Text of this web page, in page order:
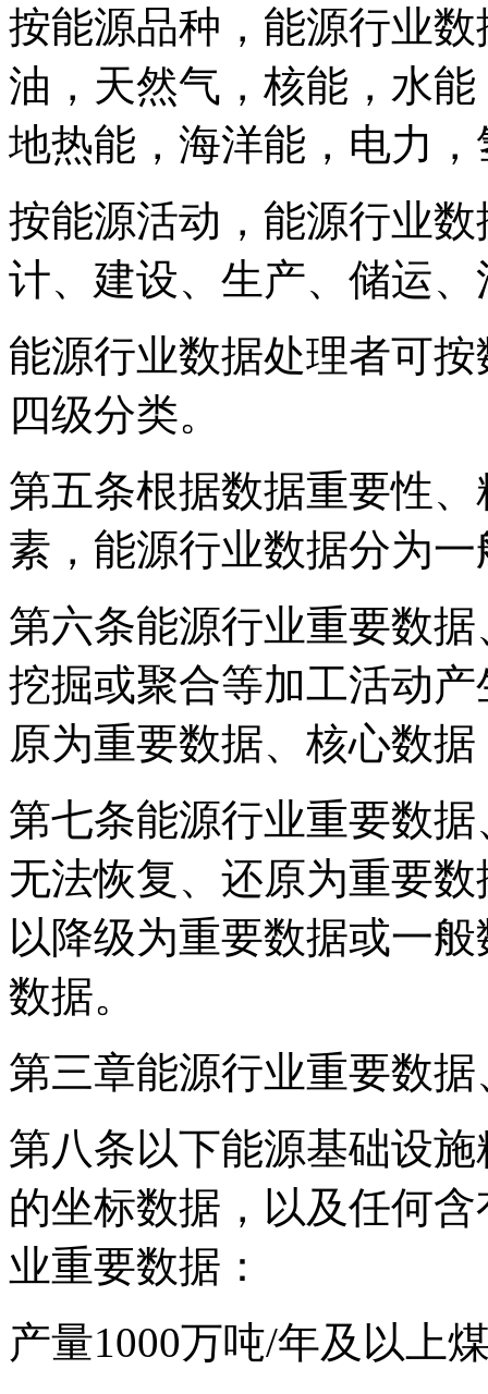
按能源品种，能源行业
油，天然气，核能，水
地热能，海洋能，电力
按能源活动，能源行业
计、建设、生产、储运
能源行业数据处理者可
四级分类。
第五条根据数据重要性
素，能源行业数据分为
第六条能源行业重要数
挖掘或聚合等加工活动
原为重要数据、核心数
第七条能源行业重要数
无法恢复、还原为重要
以降级为重要数据或一
数据。
第三章能源行业重要数
第八条以下能源基础设
的坐标数据，以及任何
业重要数据：
产量1000万吨/年及以上